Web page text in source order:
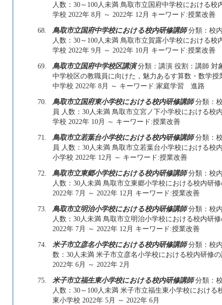
人数：30～100人未満 鳥取市立国府中学校における
学校 2022年 8月 ～ 2022年 12月 キーワード:授業改善
68.
鳥取市立国府中学校における校内研修講師分類：校
人数：30～100人未満 鳥取市立賀露小学校における
学校 2022年 9月 ～ 2022年 10月 キーワード:授業改善
69.
鳥取市立国府中学校区講演分類：講演 役割：講師 対
中学校区の教職員に向けた，魅力あるす算数・数学
中学校 2022年 8月 ～ キーワード:家庭学習 進路
70.
鳥取市立国府東小学校における校内研修講師分類：
員 人数：30人未満 鳥取市立宮ノ下小学校における校
学校 2022年 10月 ～ キーワード:授業改善
71.
鳥取市立若葉台小学校における校内研修講師分類：
員 人数：30人未満 鳥取市立若葉台小学校における校
小学校 2022年 12月 ～ キーワード:授業改善
72.
鳥取市立東郷小学校における校内研修講師分類：校
人数：30人未満 鳥取市立東郷小学校における校内研
2022年 7月 ～ 2022年 12月 キーワード:授業改善
73.
鳥取市立明治小学校における校内研修講師分類：校
人数：30人未満 鳥取市立明治小学校における校内研
2022年 7月 ～ 2022年 12月 キーワード:授業改善
74.
米子市立彦名小学校における校内研修講師分類：校
数：30人未満 米子市立彦名小学校における校内研修
2022年 6月 ～ 2022年 2月
75.
米子市立福生東小学校における校内研修講師分類：
人数：30～100人未満 米子市立福生東小学校におけ
東小学校 2022年 5月 ～ 2022年 6月